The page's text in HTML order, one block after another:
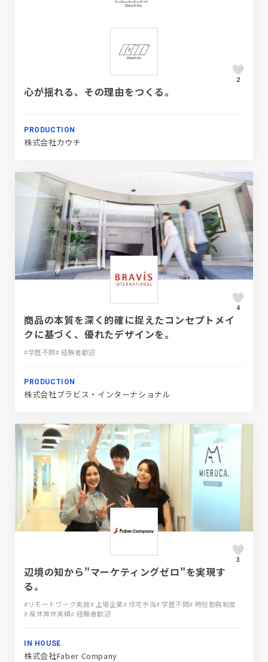
2
心が揺れる、その理由をつくる。
PRODUCTION
株式会社カウチ
4
商品の本質を深く的確に捉えたコンセプトメイ
クに基づく、優れたデザインを。
#学歴不問# 経験者歓迎
PRODUCTION
株式会社ブラビス・インターナショナル
3
辺境の知から"マーケティングゼロ"を実現す
る。
#リモートワーク実施# 上場企業# 住宅手当# 学歴不問# 時短勤務制度
# 産休育休実績# 経験者歓迎
IN HOUSE
株式会社Faber Company